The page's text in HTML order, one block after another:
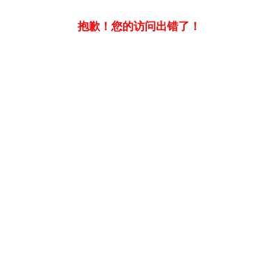
抱歉！您的访问出错了！